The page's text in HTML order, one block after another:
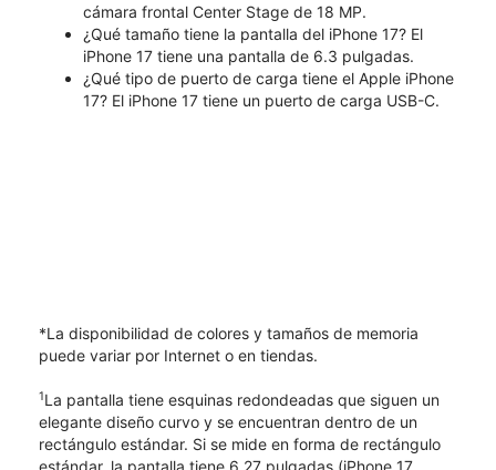
cámara frontal Center Stage de 18 MP.
¿Qué tamaño tiene la pantalla del iPhone 17? El
iPhone 17 tiene una pantalla de 6.3 pulgadas.
¿Qué tipo de puerto de carga tiene el Apple iPhone
17? El iPhone 17 tiene un puerto de carga USB-C.
*La disponibilidad de colores y tamaños de memoria
puede variar por Internet o en tiendas.
1La pantalla tiene esquinas redondeadas que siguen un
elegante diseño curvo y se encuentran dentro de un
rectángulo estándar. Si se mide en forma de rectángulo